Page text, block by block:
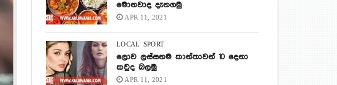
මොනවාද දැනගමු
APR 11, 2021
LOCAL SPORT
ලොව ලස්සනම කාන්තාවන් 10 දෙනා
කවුද බලමු
APR 11, 2021